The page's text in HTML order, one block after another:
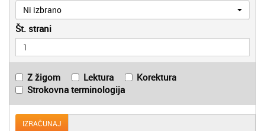
Ni izbrano
Št. strani
Z žigom Lektura
Korektura
Strokovna terminologija
IZRAČUNAJ